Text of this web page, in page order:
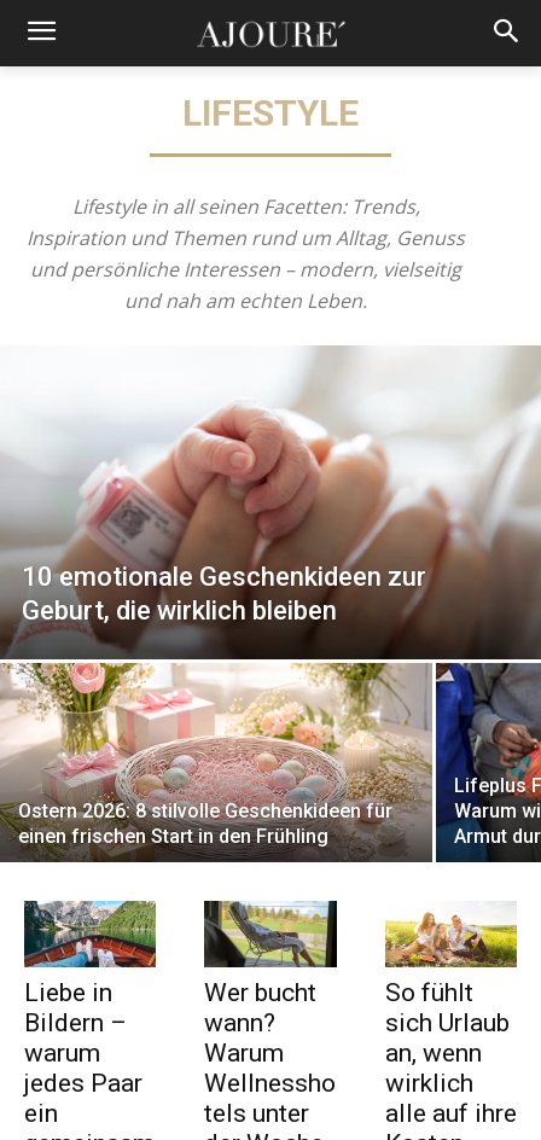
LIFESTYLE
Lifestyle in all seinen Facetten: Trends,
Inspiration und Themen rund um Alltag, Genuss
und persönliche Interessen – modern, vielseitig
und nah am echten Leben.
10 emotionale Geschenkideen zur
Geburt, die wirklich bleiben
Ostern 2026: 8 stilvolle Geschenkideen für
einen frischen Start in den Frühling
Lifeplus
Warum
Armut
Liebe in
Bildern –
warum
jedes Paar
ein
Wer bucht
wann?
Warum
Wellnessho
tels unter
So fühlt
sich Urlaub
an, wenn
wirklich
alle auf ihre